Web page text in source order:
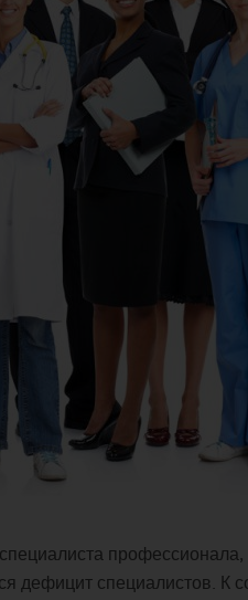
профессионала,
дефицит специалистов. К